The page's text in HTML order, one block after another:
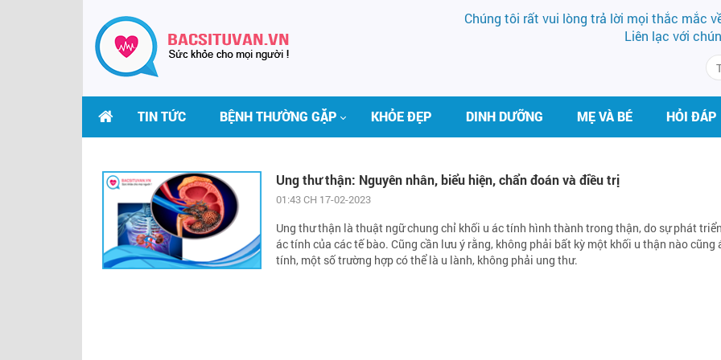
Chúng tôi rất vui lòng trả lời mọi thắc mắc
Liên lạc với
TIN TỨC BỆNH THƯỜNG GẶP KHỎE ĐẸP DINH DƯỠNG MẸ VÀ BÉ HỎI ĐÁP
Ung thư thận: Nguyên nhân, biểu hiện, chẩn đoán và điều trị
01:43 CH 17-02-2023
Ung thư thận là thuật ngữ chung chỉ khối u ác tính hình thành trong thận, do sự phát triển
ác tính của các tế bào. Cũng cần lưu ý rằng, không phải bất kỳ một khối u thận nào cũng
tính, một số trường hợp có thể là u lành, không phải ung thư.